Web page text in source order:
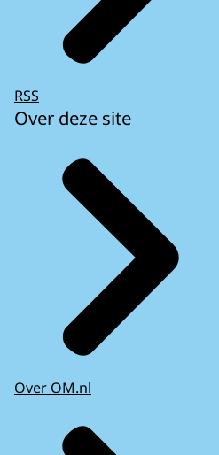
RSS
Over deze site
Over OM.nl